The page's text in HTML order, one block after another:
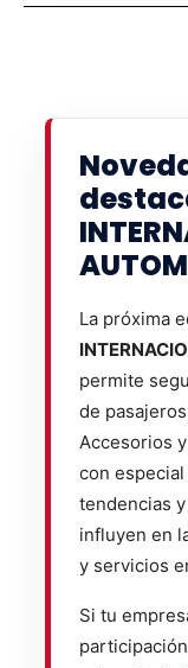
La próxima
permite
de
Accesorios
con
tendencias
influyen en
y servicios
Si tu